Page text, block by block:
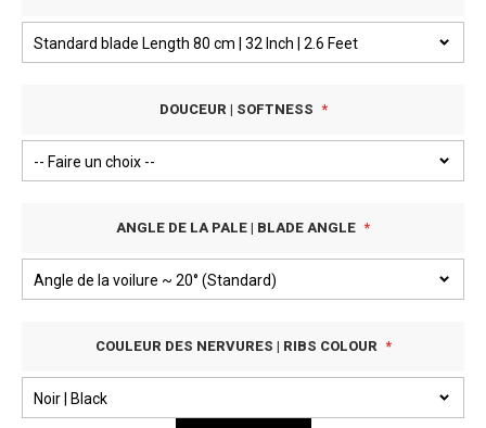
DOUCEUR | SOFTNESS
ANGLE DE LA PALE | BLADE ANGLE
COULEUR DES NERVURES | RIBS COLOUR